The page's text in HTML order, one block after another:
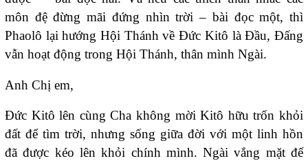
môn đệ đừng mãi đứng nhìn trời – bài đọc một, thì
Phaolô lại hướng Hội Thánh về Đức Kitô là Đầu, Đấng
vẫn hoạt động trong Hội Thánh, thân mình Ngài.
Anh Chị em,
Đức Kitô lên cùng Cha không mời Kitô hữu trốn khỏi
đất để tìm trời, nhưng sống giữa đời với một linh hồn
đã được kéo lên khỏi chính mình. Ngài vắng mặt để